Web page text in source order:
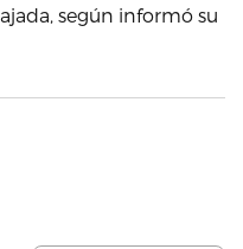
según informó su